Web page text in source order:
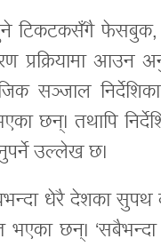
टिकटकसँगै फेसबुक,
प्रक्रियामा आउन
सञ्जाल
छन्। तथापि
उल्लेख छ।
धेरै देशका सुपथ
छन्। ‘सबैभन्दा